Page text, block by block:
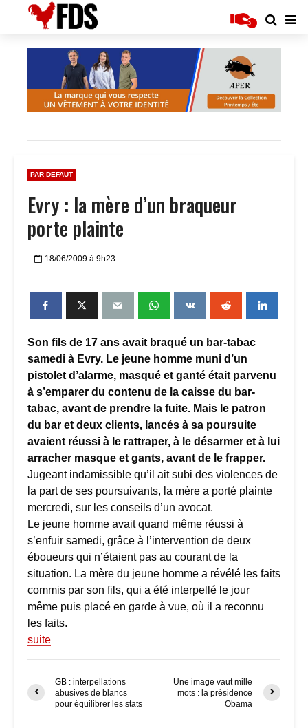
PAR DEFAUT
Evry : la mère d’un braqueur
porte plainte
18/06/2009 à 9h23
Son fils de 17 ans avait braqué un bar-tabac
samedi à Evry. Le jeune homme muni d’un
pistolet d’alarme, masqué et ganté était parvenu
à s’emparer du contenu de la caisse du bar-
tabac, avant de prendre la fuite. Mais le patron
du bar et deux clients, lancés à sa poursuite
avaient réussi à le rattraper, à le désarmer et à lui
arracher masque et gants, avant de le frapper.
Jugeant indamissible qu’il ait subi des violences de
la part de ses poursuivants, la mère a porté plainte
mercredi, sur les conseils d’un avocat.
Le jeune homme avait quand même réussi à
s’enfuir samedi, grâce à l’intervention de deux
éboueurs qui n’étaient pas au courant de la
situation. La mère du jeune homme a révélé les faits
commis par son fils, qui a été interpellé le jour
même puis placé en garde à vue, où il a reconnu
les faits.
suite
GB : interpellations
abusives de blancs
pour équilibrer les stats
Une image vaut mille
mots : la présidence
Obama